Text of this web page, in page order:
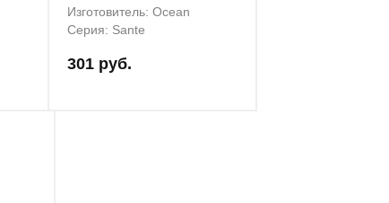
Изготовитель: Ocean
Серия: Sante
301 руб.